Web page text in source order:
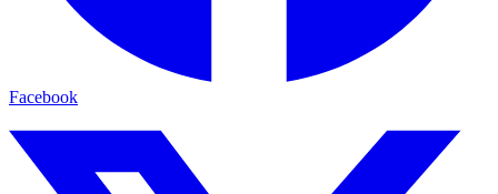
Facebook